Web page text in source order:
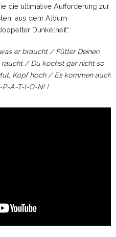
die ultimative Aufforderung zur
aus dem Album
Dunkelheit“:
er braucht / Fütter Deinen
raucht / Du kochst gar nicht so
Kopf hoch / Es kommen auch
A-T-I-O-N! !